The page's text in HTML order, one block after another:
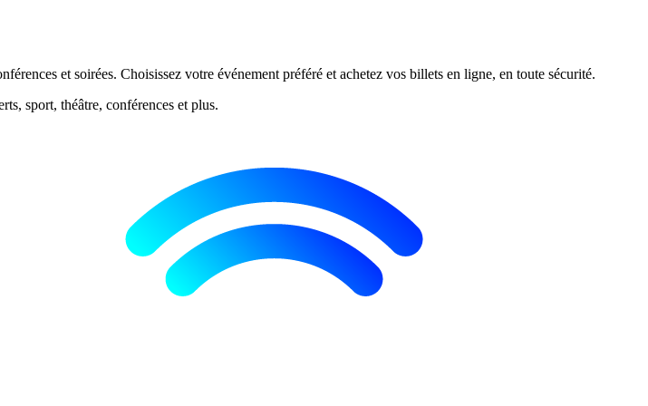
et soirées. Choisissez votre événement préféré et achetez vos billets en ligne, en toute sécurité.
sport, théâtre, conférences et plus.